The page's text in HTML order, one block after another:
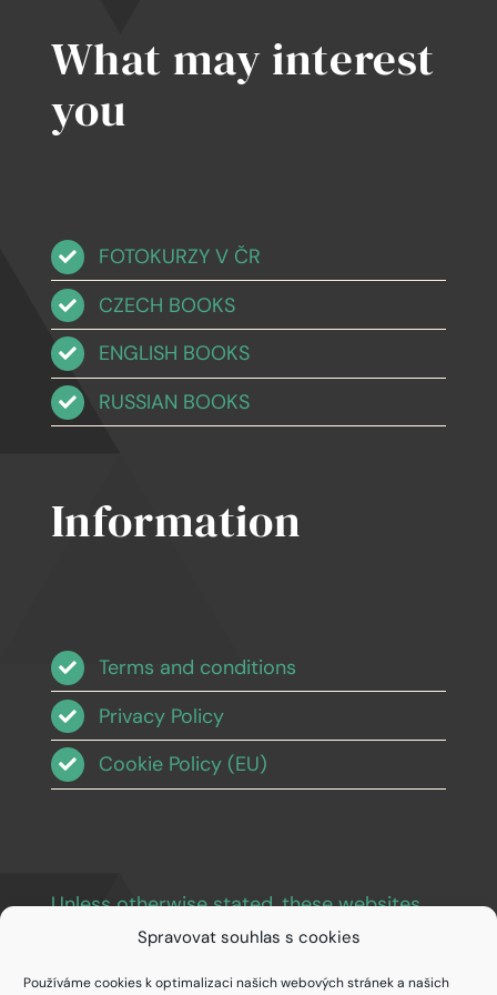
Spravovat souhlas s cookies
Používáme cookies k optimalizaci našich webových stránek a našich
What may interest
you
FOTOKURZY V ČR
CZECH BOOKS
ENGLISH BOOKS
RUSSIAN BOOKS
Information
Terms and conditions
Privacy Policy
Cookie Policy (EU)
Unless otherwise stated, these websites
and images are licensed under Creative